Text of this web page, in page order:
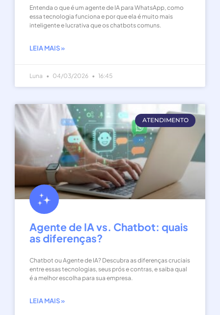
Entenda o que é um agente de IA para WhatsApp, como
essa tecnologia funciona e por que ela é muito mais
inteligente e lucrativa que os chatbots comuns.
LEIA MAIS »
Luna 04/03/2026 16:45
ATENDIMENTO
Agente de IA vs. Chatbot: quais
as diferenças?
Chatbot ou Agente de IA? Descubra as diferenças cruciais
entre essas tecnologias, seus prós e contras, e saiba qual
é a melhor escolha para sua empresa.
LEIA MAIS »